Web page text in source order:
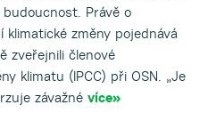
Právě o
změny pojednává
zveřejnili členové
klimatu (IPCC) při OSN. „Je
závažné více»